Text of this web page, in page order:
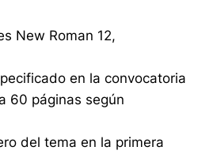
New Roman 12,
en la convocatoria
60 páginas según
del tema en la primera